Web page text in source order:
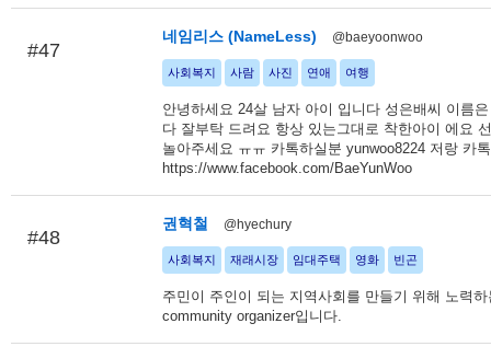
#47
네임리스 (NameLess) @baeyoonwoo
사회복지 사람 사진 연애 여행
안녕하세요 24살 남자 아이 입니다 성은배씨 이름
다 잘부탁 드려요 항상 있는그대로 착한아이 에요
놀아주세요 ㅠㅠ 카톡하실분 yunwoo8224 저랑 카
https://www.facebook.com/BaeYunWoo
#48
권혁철 @hyechury
사회복지 재래시장 임대주택 영화 빈곤
주민이 주인이 되는 지역사회를 만들기 위해 노력하
community organizer입니다.